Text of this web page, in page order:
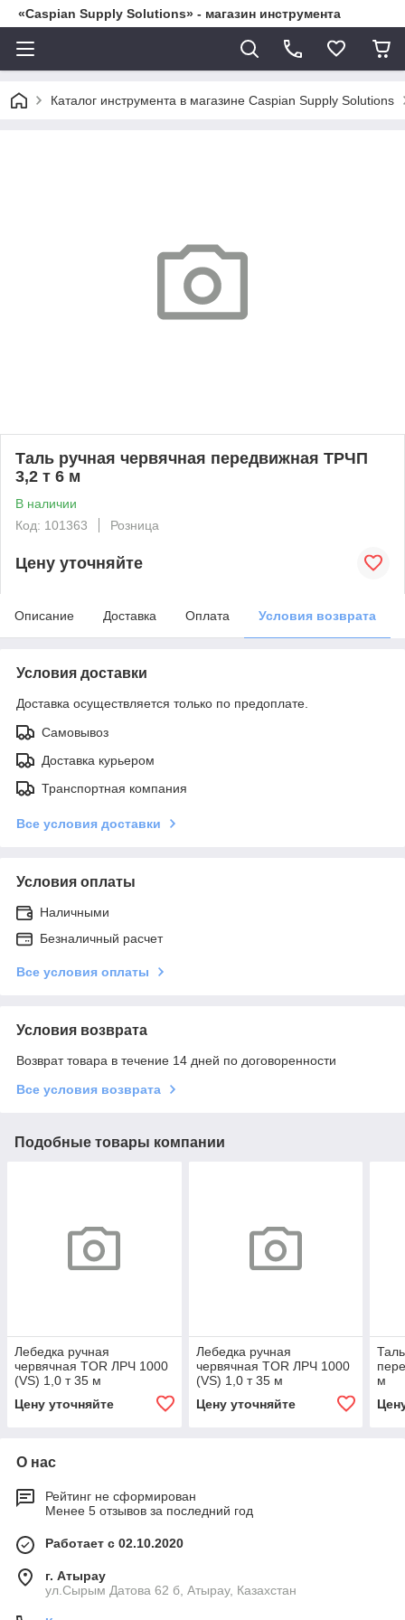
«Caspian Supply Solutions» - магазин инструмента
Каталог инструмента в магазине Caspian Supply Solutions
Таль ручная червячная передвижная ТРЧП
3,2 т 6 м
В наличии
Код: 101363
Розница
Цену уточняйте
Описание Доставка Оплата Условия возврата
Условия доставки
Доставка осуществляется только по предоплате.
Самовывоз
Доставка курьером
Транспортная компания
Все условия доставки
Условия оплаты
Наличными
Безналичный расчет
Все условия оплаты
Условия возврата
Возврат товара в течение 14 дней по договоренности
Все условия возврата
Подобные товары компании
Лебедка ручная
червячная TOR ЛРЧ 1000
(VS) 1,0 т 35 м
Цену уточняйте
Лебедка ручная
червячная TOR ЛРЧ 1000
(VS) 1,0 т 35 м
Цену уточняйте
м
О нас
Рейтинг не сформирован
Менее 5 отзывов за последний год
Работает с 02.10.2020
г. Атырау
ул.Сырым Датова 62 б, Атырау, Казахстан